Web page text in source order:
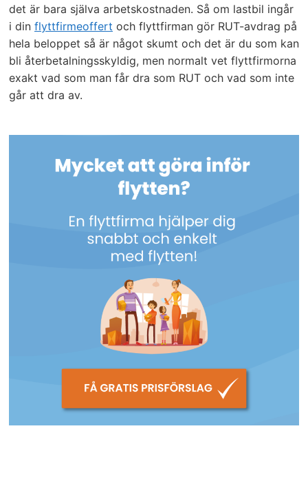
det är bara själva arbetskostnaden. Så om lastbil ingår
i din flyttfirmeoffert och flyttfirman gör RUT-avdrag på
hela beloppet så är något skumt och det är du som kan
bli återbetalningsskyldig, men normalt vet flyttfirmorna
exakt vad som man får dra som RUT och vad som inte
går att dra av.